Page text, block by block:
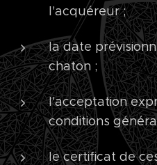
l'acquéreur ;
la date
chaton ;
l'acceptation
conditions
le certificat de